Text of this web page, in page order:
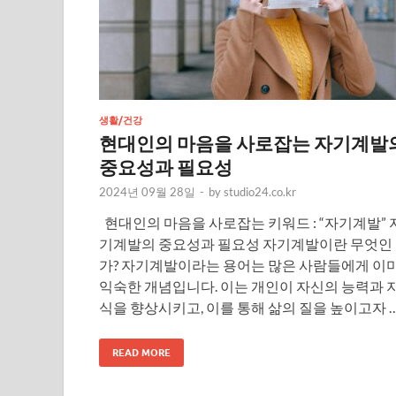
생활/건강
현대인의 마음을 사로잡는 자기계발
중요성과 필요성
2024년 09월 28일 - bystudio24.co.kr
현대인의 마음을 사로잡는 키워드 : “자기계발”
기계발의 중요성과 필요성 자기계발이란 무엇인
가? 자기계발이라는 용어는 많은 사람들에게 이
익숙한 개념입니다. 이는 개인이 자신의 능력과
식을 향상시키고, 이를 통해 삶의 질을 높이고자 …
READ MORE